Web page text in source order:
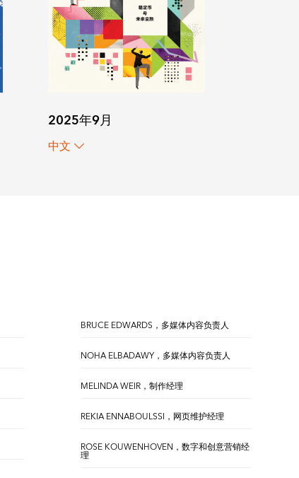
2025年9月
中文
BRUCE EDWARDS，多媒体内容负责人
NOHA ELBADAWY，多媒体内容负责人
MELINDA WEIR，制作经理
REKIA ENNABOULSSI，网页维护经理
ROSE KOUWENHOVEN，数字和创意营销经
理